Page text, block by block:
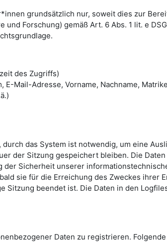
grundsätzlich nur, soweit dies zur
Forschung) gemäß Art. 6 Abs. 1 lit. e
des Zugriffs)
Mail-Adresse, Vorname, Nachname,
das System ist notwendig, um eine
der Sitzung gespeichert bleiben. Die
Sicherheit unserer
sie für die Erreichung des Zweckes
beendet ist. Die Daten in den
Daten zu registrieren.